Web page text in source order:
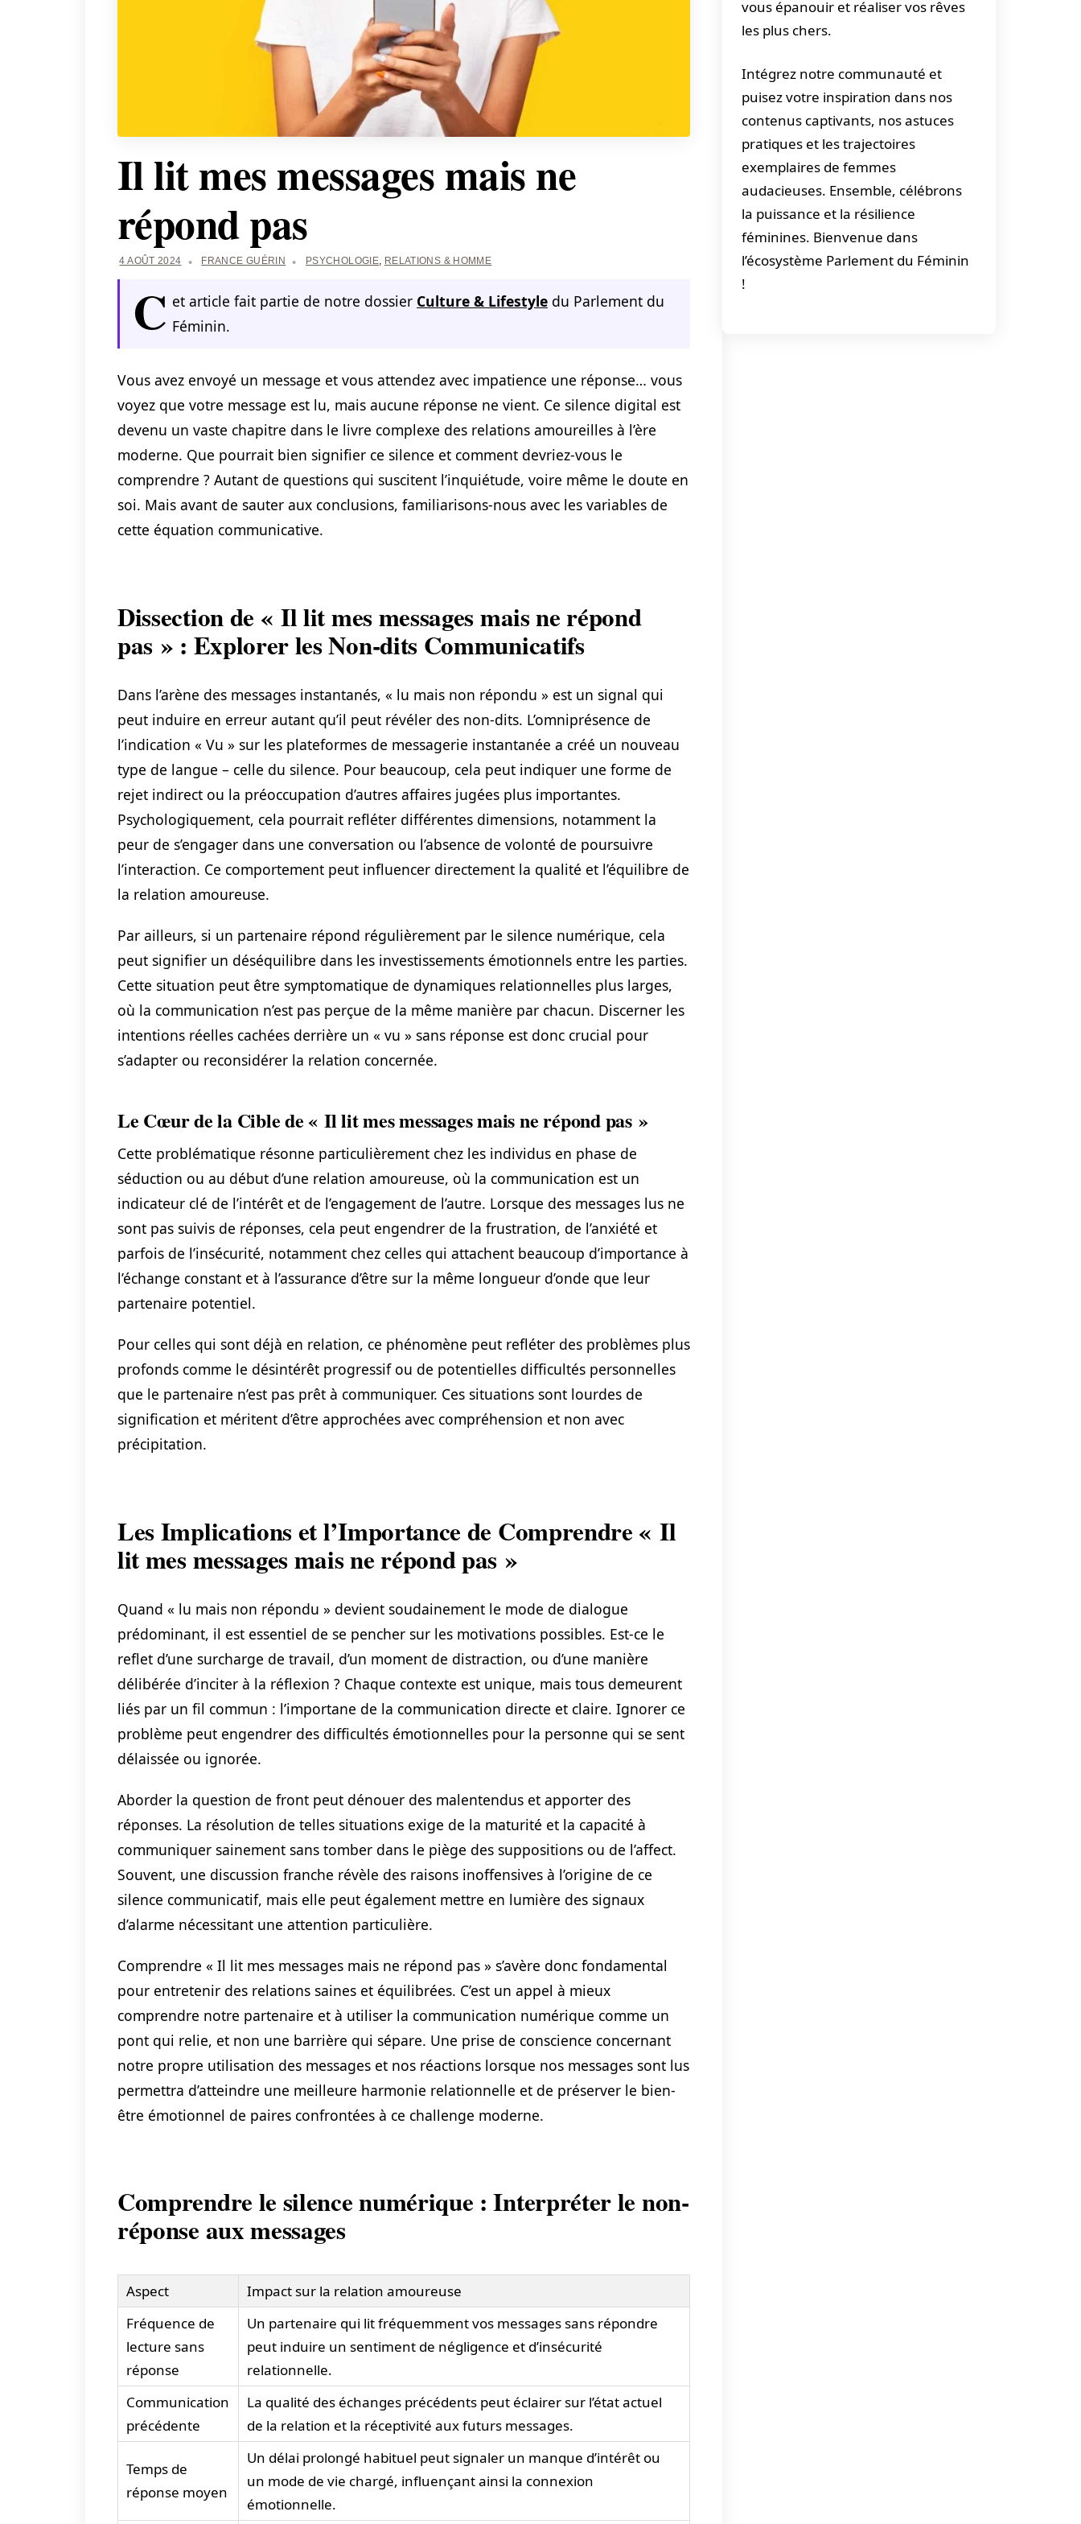
Il lit mes messages mais ne
répond pas
4 AOÛT 2024 FRANCE GUÉRIN PSYCHOLOGIE, RELATIONS & HOMME
C et article fait partie de notre dossier Culture & Lifestyledu Parlement du
Féminin.
Vous avez envoyé un message et vous attendez avec impatience une réponse… vous
voyez que votre message est lu, mais aucune réponse ne vient. Ce silence digital est
devenu un vaste chapitre dans le livre complexe des relations amoureilles à l’ère
moderne. Que pourrait bien signifier ce silence et comment devriez-vous le
comprendre ? Autant de questions qui suscitent l’inquiétude, voire même le doute en
soi. Mais avant de sauter aux conclusions, familiarisons-nous avec les variables de
cette équation communicative.
Dissection de « Il lit mes messages mais ne répond
pas » : Explorer les Non-dits Communicatifs
Dans l’arène des messages instantanés, « lu mais non répondu » est un signal qui
peut induire en erreur autant qu’il peut révéler des non-dits. L’omniprésence de
l’indication « Vu » sur les plateformes de messagerie instantanée a créé un nouveau
type de langue – celle du silence. Pour beaucoup, cela peut indiquer une forme de
rejet indirect ou la préoccupation d’autres affaires jugées plus importantes.
Psychologiquement, cela pourrait refléter différentes dimensions, notamment la
peur de s’engager dans une conversation ou l’absence de volonté de poursuivre
l’interaction. Ce comportement peut influencer directement la qualité et l’équilibre de
la relation amoureuse.
Par ailleurs, si un partenaire répond régulièrement par le silence numérique, cela
peut signifier un déséquilibre dans les investissements émotionnels entre les parties.
Cette situation peut être symptomatique de dynamiques relationnelles plus larges,
où la communication n’est pas perçue de la même manière par chacun. Discerner les
intentions réelles cachées derrière un « vu » sans réponse est donc crucial pour
s’adapter ou reconsidérer la relation concernée.
Le Cœur de la Cible de « Il lit mes messages mais ne répond pas »
Cette problématique résonne particulièrement chez les individus en phase de
séduction ou au début d’une relation amoureuse, où la communication est un
indicateur clé de l’intérêt et de l’engagement de l’autre. Lorsque des messages lus ne
sont pas suivis de réponses, cela peut engendrer de la frustration, de l’anxiété et
parfois de l’insécurité, notamment chez celles qui attachent beaucoup d’importance à
l’échange constant et à l’assurance d’être sur la même longueur d’onde que leur
partenaire potentiel.
Pour celles qui sont déjà en relation, ce phénomène peut refléter des problèmes plus
profonds comme le désintérêt progressif ou de potentielles difficultés personnelles
que le partenaire n’est pas prêt à communiquer. Ces situations sont lourdes de
signification et méritent d’être approchées avec compréhension et non avec
précipitation.
Les Implications et l’Importance de Comprendre « Il
lit mes messages mais ne répond pas »
Quand « lu mais non répondu » devient soudainement le mode de dialogue
prédominant, il est essentiel de se pencher sur les motivations possibles. Est-ce le
reflet d’une surcharge de travail, d’un moment de distraction, ou d’une manière
délibérée d’inciter à la réflexion ? Chaque contexte est unique, mais tous demeurent
liés par un fil commun : l’importane de la communication directe et claire. Ignorer ce
problème peut engendrer des difficultés émotionnelles pour la personne qui se sent
délaissée ou ignorée.
Aborder la question de front peut dénouer des malentendus et apporter des
réponses. La résolution de telles situations exige de la maturité et la capacité à
communiquer sainement sans tomber dans le piège des suppositions ou de l’affect.
Souvent, une discussion franche révèle des raisons inoffensives à l’origine de ce
silence communicatif, mais elle peut également mettre en lumière des signaux
d’alarme nécessitant une attention particulière.
Comprendre « Il lit mes messages mais ne répond pas » s’avère donc fondamental
pour entretenir des relations saines et équilibrées. C’est un appel à mieux
comprendre notre partenaire et à utiliser la communication numérique comme un
pont qui relie, et non une barrière qui sépare. Une prise de conscience concernant
notre propre utilisation des messages et nos réactions lorsque nos messages sont lus
permettra d’atteindre une meilleure harmonie relationnelle et de préserver le bien-
être émotionnel de paires confrontées à ce challenge moderne.
Comprendre le silence numérique : Interpréter le non-
réponse aux messages
Aspect
Impact sur la relation amoureuse
Fréquence de
lecture sans
réponse
Un partenaire qui lit fréquemment vos messages sans répondre
peut induire un sentiment de négligence et d’insécurité
relationnelle.
Communication
précédente
La qualité des échanges précédents peut éclairer sur l’état actuel
de la relation et la réceptivité aux futurs messages.
Temps de
réponse moyen
Un délai prolongé habituel peut signaler un manque d’intérêt ou
un mode de vie chargé, influençant ainsi la connexion
émotionnelle.
vous épanouir et réaliser vos rêves
les plus chers.
Intégrez notre communauté et
puisez votre inspiration dans nos
contenus captivants, nos astuces
pratiques et les trajectoires
exemplaires de femmes
audacieuses. Ensemble, célébrons
la puissance et la résilience
féminines. Bienvenue dans
l’écosystème Parlement du Féminin
!